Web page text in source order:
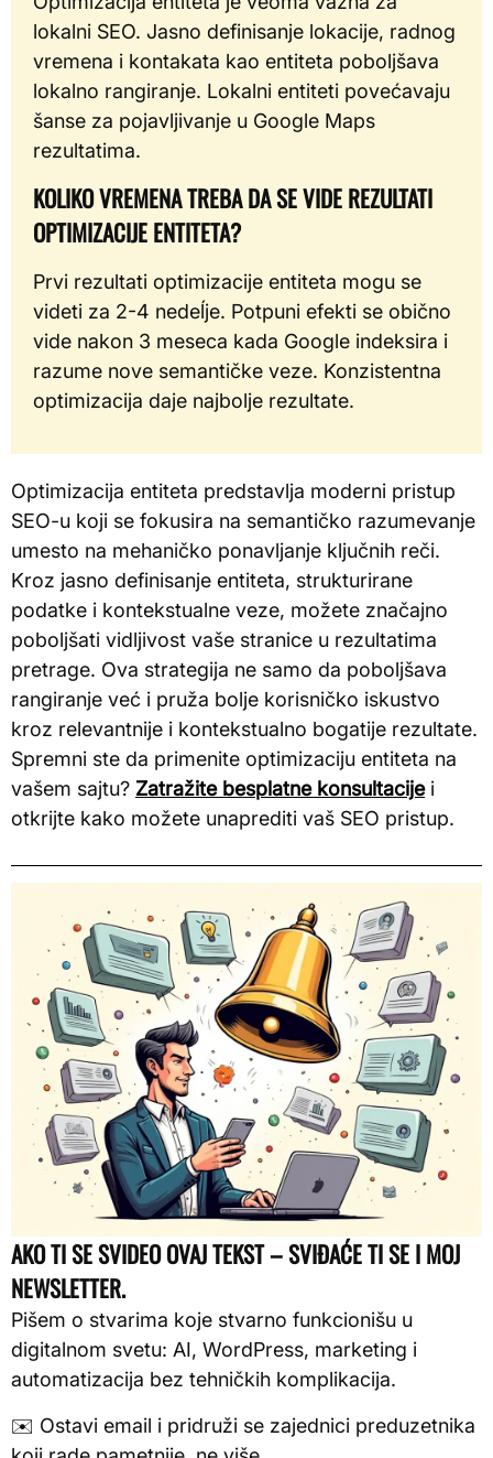
lokalni SEO. Jasno definisanje lokacije, radnog
vremena i kontakata kao entiteta poboljšava
lokalno rangiranje. Lokalni entiteti povećavaju
šanse za pojavljivanje u Google Maps
rezultatima.
KOLIKO VREMENA TREBA DA SE VIDE REZULTATI
OPTIMIZACIJE ENTITETA?
Prvi rezultati optimizacije entiteta mogu se
videti za 2-4 nedeĺje. Potpuni efekti se obično
vide nakon 3 meseca kada Google indeksira i
razume nove semantičke veze. Konzistentna
optimizacija daje najbolje rezultate.
Optimizacija entiteta predstavlja moderni pristup
SEO-u koji se fokusira na semantičko razumevanje
umesto na mehaničko ponavljanje ključnih reči.
Kroz jasno definisanje entiteta, strukturirane
podatke i kontekstualne veze, možete značajno
poboljšati vidljivost vaše stranice u rezultatima
pretrage. Ova strategija ne samo da poboljšava
rangiranje već i pruža bolje korisničko iskustvo
kroz relevantnije i kontekstualno bogatije rezultate.
Spremni ste da primenite optimizaciju entiteta na
vašem sajtu? Zatražite besplatne konsultacijei
otkrijte kako možete unaprediti vaš SEO pristup.
AKO TI SE SVIDEO OVAJ TEKST – SVIĐAĆE TI SE I MOJ
NEWSLETTER.
Pišem o stvarima koje stvarno funkcionišu u
digitalnom svetu: AI, WordPress, marketing i
automatizacija bez tehničkih komplikacija.
✉️ Ostavi email i pridruži se zajednici preduzetnika